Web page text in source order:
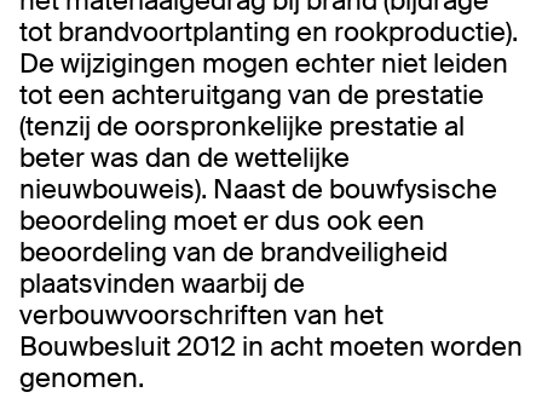
tot brandvoortplanting en rookproductie).
De wijzigingen mogen echter niet leiden
tot een achteruitgang van de prestatie
(tenzij de oorspronkelijke prestatie al
beter was dan de wettelijke
nieuwbouweis). Naast de bouwfysische
beoordeling moet er dus ook een
beoordeling van de brandveiligheid
plaatsvinden waarbij de
verbouwvoorschriften van het
Bouwbesluit 2012 in acht moeten worden
genomen.​